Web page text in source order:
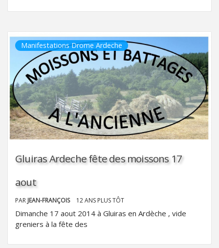
Manifestations Drome Ardeche
Gluiras Ardeche fête des moissons 17
aout
PAR JEAN-FRANÇOIS 12 ANS PLUS TÔT
Dimanche 17 aout 2014 à Gluiras en Ardèche , vide
greniers à la fête des